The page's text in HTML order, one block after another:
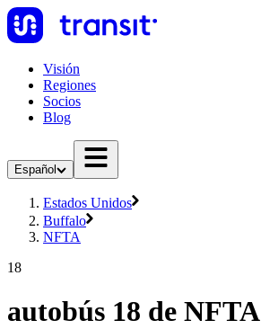
Visión
Regiones
Socios
Blog
Español
Estados Unidos
Buffalo
NFTA
18
autobús 18 de NFTA